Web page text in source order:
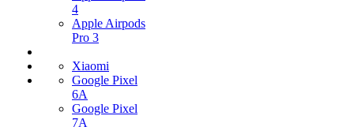
4
Apple Airpods
Pro 3
Xiaomi
Google Pixel
6A
Google Pixel
7А